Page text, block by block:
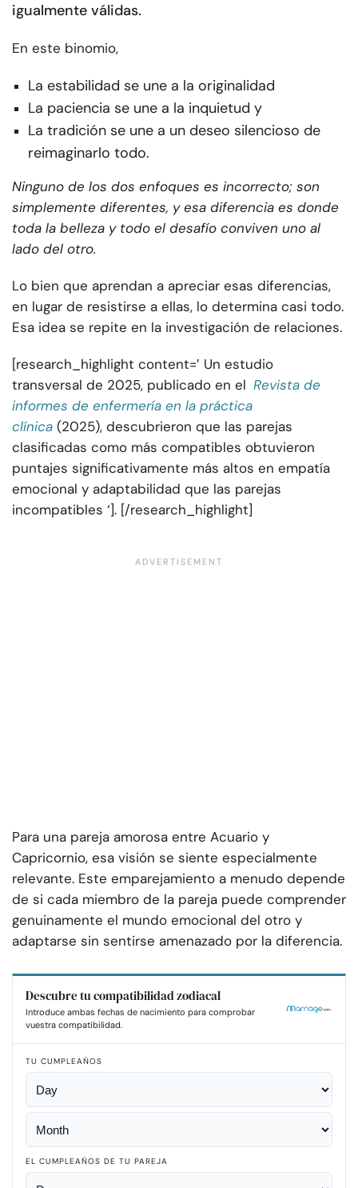
igualmente válidas.
En este binomio,
La estabilidad se une a la originalidad
La paciencia se une a la inquietud y
La tradición se une a un deseo silencioso de
reimaginarlo todo.
Ninguno de los dos enfoques es incorrecto; son
simplemente diferentes, y esa diferencia es donde
toda la belleza y todo el desafío conviven uno al
lado del otro.
Lo bien que aprendan a apreciar esas diferencias,
en lugar de resistirse a ellas, lo determina casi todo.
Esa idea se repite en la investigación de relaciones.
[research_highlight content=’ Un estudio
transversal de 2025, publicado en el Revista de
informes de enfermería en la práctica
clínica (2025), descubrieron que las parejas
clasificadas como más compatibles obtuvieron
puntajes significativamente más altos en empatía
emocional y adaptabilidad que las parejas
incompatibles ‘]. [/research_highlight]
Para una pareja amorosa entre Acuario y
Capricornio, esa visión se siente especialmente
relevante. Este emparejamiento a menudo depende
de si cada miembro de la pareja puede comprender
genuinamente el mundo emocional del otro y
adaptarse sin sentirse amenazado por la diferencia.
Descubre tu compatibilidad zodiacal
Introduce ambas fechas de nacimiento para comprobar
vuestra compatibilidad.
TU CUMPLEAÑOS
EL CUMPLEAÑOS DE TU PAREJA